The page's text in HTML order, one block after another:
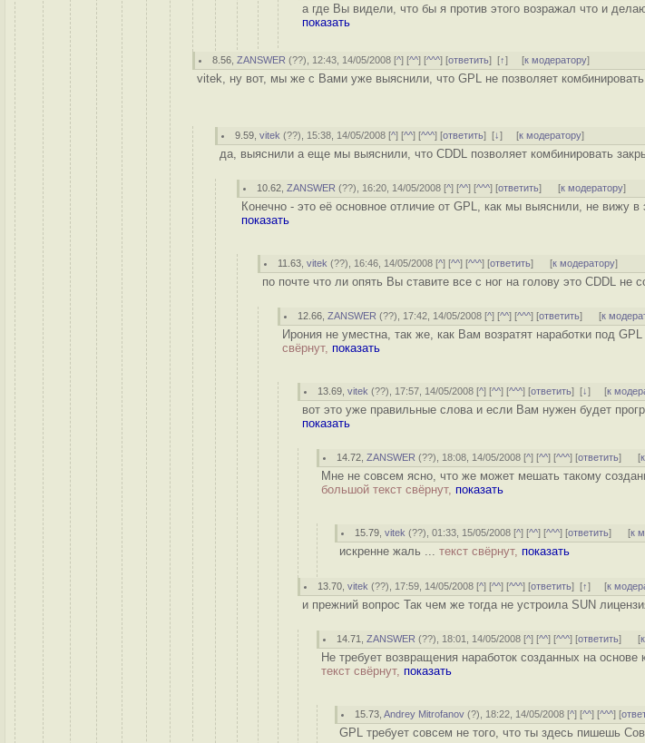
а где Вы видели, что бы я против этого возражал что и
показать
8.56 ,ZANSWER (??), 12:43, 14/05/2008 [^] [^^] [^^^] [ответить][↑] [к модератору]
vitek, ну вот, мы же с Вами уже выяснили, что GPL не позволяет
9.59 ,vitek (??), 15:38, 14/05/2008 [^] [^^] [^^^] [ответить][↓] [к модератору]
да, выяснили а еще мы выяснили, что CDDL позволяет комбинировать
10.62 ,ZANSWER (??), 16:20, 14/05/2008 [^] [^^] [^^^] [ответить] [к модератору]
Конечно - это её основное отличие от GPL, как мы выяснили, не вижу в
показать
11.63 ,vitek (??), 16:46, 14/05/2008 [^] [^^] [^^^] [ответить] [к модератору]
по почте что ли опять Вы ставите все с ног на голову это CDDL не
12.66 ,ZANSWER (??), 17:42, 14/05/2008 [^] [^^] [^^^] [ответить] [к
Ирония не уместна, так же, как Вам возратят наработки под
свёрнут, показать
13.69 ,vitek (??), 17:57, 14/05/2008 [^] [^^] [^^^] [ответить][↓] [к
вот это уже правильные слова и если Вам нужен будет
показать
14.72 ,ZANSWER (??), 18:08, 14/05/2008 [^] [^^] [^^^] [ответить] [
Мне не совсем ясно, что же может мешать такому
большой текст свёрнут, показать
15.79 ,vitek (??), 01:33, 15/05/2008 [^] [^^] [^^^] [ответить] [к
искренне жаль ... текст свёрнут, показать
13.70 ,vitek (??), 17:59, 14/05/2008 [^] [^^] [^^^] [ответить][↑] [к
и прежний вопрос Так чем же тогда не устроила SUN
14.71 ,ZANSWER (??), 18:01, 14/05/2008 [^] [^^] [^^^] [ответить] [
Не требует возвращения наработок созданных на
текст свёрнут, показать
15.73 ,Andrey Mitrofanov (?), 18:22, 14/05/2008 [^] [^^] [^^^] [
GPL требует совсем не того, что ты здесь пишешь